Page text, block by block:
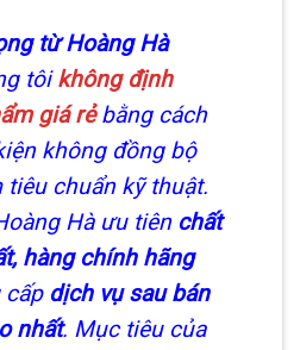
từ Hoàng Hà
tôikhông định
giá rẻbằng cách
không đồng bộ
tiêu chuẩn kỹ thuật.
Hà ưu tiên chất
hàng chính hãng
dịch vụ sau bán
nhất. Mục tiêu của